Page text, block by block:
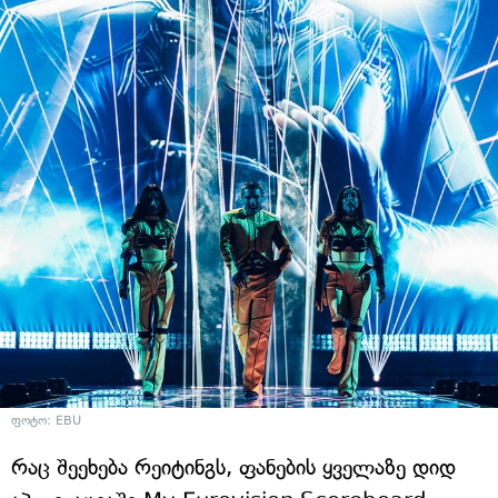
ფოტო: EBU
რაც შეეხება რეიტინგს, ფანების ყველაზე დიდ